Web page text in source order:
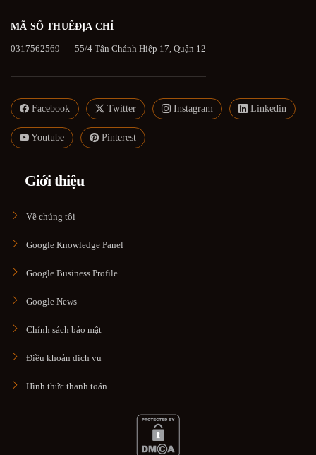
MÃ SỐ THUẾ
0317562569
ĐỊA CHỈ
55/4 Tân Chánh Hiệp 17, Quận 12
Facebook Twitter Instagram Linkedin
Youtube Pinterest
Giới thiệu
Về chúng tôi
Google Knowledge Panel
Google Business Profile
Google News
Chính sách bảo mật
Điều khoản dịch vụ
Hình thức thanh toán